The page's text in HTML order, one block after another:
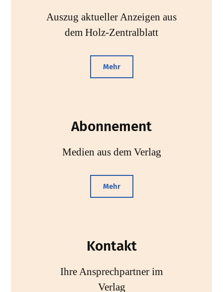
Auszug aktueller Anzeigen aus
dem Holz-Zentralblatt
Mehr
Abonnement
Medien aus dem Verlag
Mehr
Kontakt
Ihre Ansprechpartner im
Verlag